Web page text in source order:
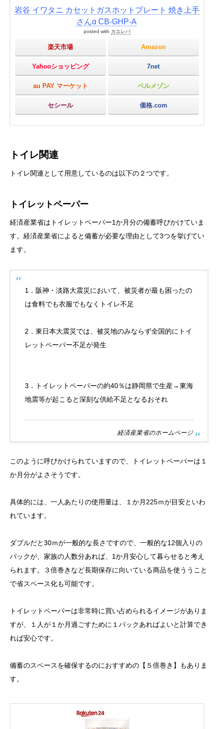
岩谷 イワタニ カセットガスホットプレート 焼き上手
さんα CB-GHP-A
posted with カエレバ
楽天市場 Amazon
Yahooショッピング 7net
au PAY マーケット ベルメゾン
セシール 価格.com
トイレ関連
トイレ関連として用意しているのは以下の２つです。
トイレットペーパー
経済産業省はトイレットペーパー1か月分の備蓄呼びかけていま
す。経済産業省によると備蓄が必要な理由として3つを挙げてい
ます。
1．阪神・淡路大震災において、被災者が最も困ったの
は食料でも衣服でもなくトイレ不足
2．東日本大震災では、被災地のみならず全国的にトイ
レットペーパー不足が発生
3．トイレットペーパーの約40％は静岡県で生産→東海
地震等が起こると深刻な供給不足となるおそれ
経済産業省のホームページ
このように呼びかけられていますので、トイレットペーパーは１
か月分がよさそうです。
具体的には、一人あたりの使用量は、１か月225ｍが目安といわ
れています。
ダブルだと30ｍが一般的な長さですので、一般的な12個入りの
パックが、家族の人数分あれば、1か月安心して暮らせると考え
られます。３倍巻きなど長期保存に向いている商品を使ううこと
で省スペース化も可能です。
トイレットペーパーは非常時に買い占められるイメージがありま
すが、１人が１か月過ごすために１パックあればよいと計算でき
れば安心です。
備蓄のスペースを確保するのにおすすめの【５倍巻き】もありま
す。